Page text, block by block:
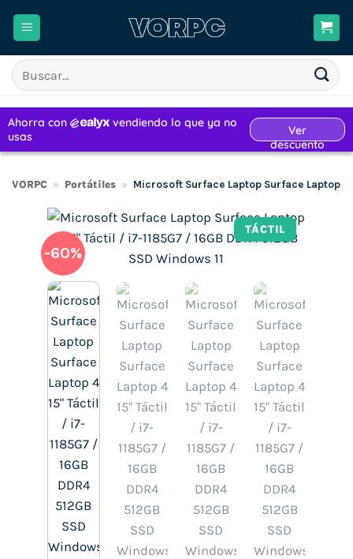
Buscar
por:
VORPC » Portátiles » Microsoft Surface Laptop Surface Laptop 4
TÁCTIL
-60%